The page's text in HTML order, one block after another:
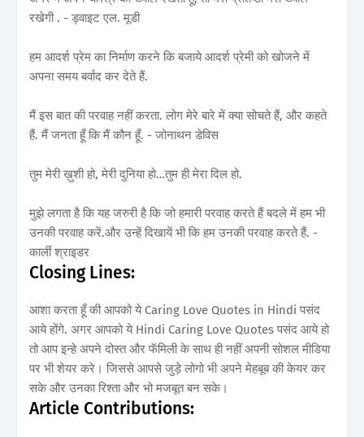
रखेगी . - ड्वाइट एल. मूडी
हम आदर्श प्रेम का निर्माण करने कि बजाये आदर्श प्रेमी को खोजने में
अपना समय बर्वाद कर देते हैं.
मैं इस बात की परवाह नहीं करता. लोग मेरे बारे में क्या सोचते हैं, और कहते
हैं. मैं जनता हूँ कि मैं कौन हूँ. - जोनाथन डेविस
तुम मेरी ख़ुशी हो, मेरी दुनिया हो…तुम ही मेरा दिल हो.
मुझे लगता है कि यह जरुरी है कि जो हमारी परवाह करते हैं बदले में हम भी
उनकी परवाह करें.और उन्हें दिखायें भी कि हम उनकी परवाह करते हैं. -
कार्ली श्राइडर
Closing Lines:
आशा करता हूँ की आपको ये Caring Love Quotes in Hindi पसंद
आये होंगे. अगर आपको ये Hindi Caring Love Quotes पसंद आये हो
तो आप इन्हे अपने दोस्त और फॅमिली के साथ ही नहीं अपनी सोशल मीडिया
पर भी शेयर करे। जिससे आपसे जुड़े लोगो भी अपने मेहबूब की केयर कर
सके और उनका रिश्ता और भो मजबूत बन सके।
Article Contributions: